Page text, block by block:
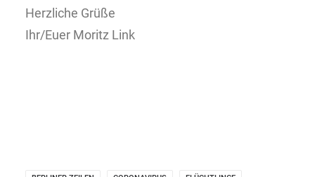
Herzliche Grüße
Ihr/Euer Moritz Link